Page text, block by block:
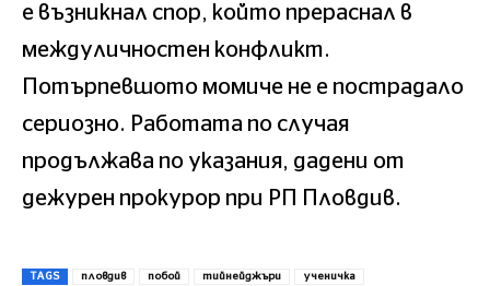
е възникнал спор, който прераснал в
междуличностен конфликт.
Потърпевшото момиче не е пострадало
сериозно. Работата по случая
продължава по указания, дадени от
дежурен прокурор при РП Пловдив.
TAGS пловдив побой тийнейджъри ученичка